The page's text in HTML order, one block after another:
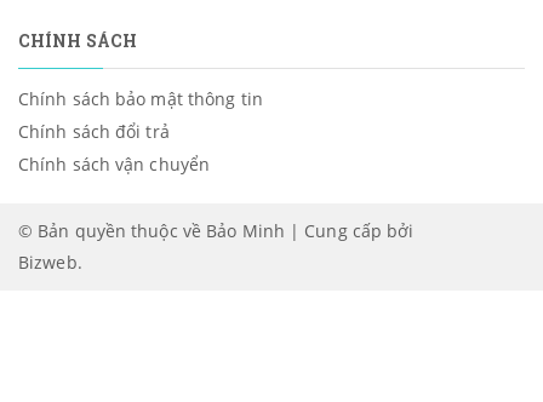
CHÍNH SÁCH
Chính sách bảo mật thông tin
Chính sách đổi trả
Chính sách vận chuyển
© Bản quyền thuộc về Bảo Minh | Cung cấp bởi
Bizweb.